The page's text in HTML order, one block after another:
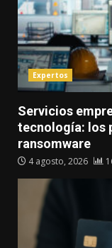
Expertos
Servicios
tecnología: los
ransomware
4 agosto, 2026